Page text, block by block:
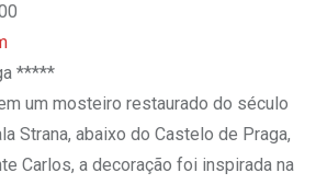
*****
um mosteiro restaurado do século
Strana, abaixo do Castelo de Praga,
Carlos, a decoração foi inspirada na